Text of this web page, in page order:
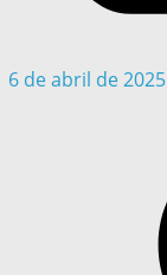
6 de abril de 2025